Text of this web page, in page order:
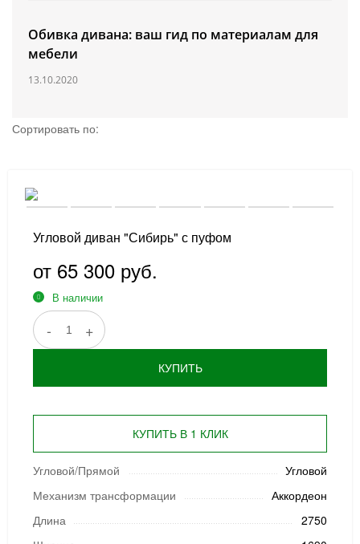
Обивка дивана: ваш гид по материалам для
мебели
13.10.2020
Сортировать по:
Угловой диван "Сибирь" с пуфом
от 65 300 руб.
В наличии
- +
КУПИТЬ
КУПИТЬ В 1 КЛИК
Угловой/Прямой
Угловой
Механизм трансформации
Аккордеон
Длина
2750